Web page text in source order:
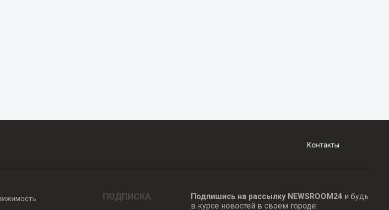
Контакты
ПОДПИСКА Подпишись на рассылку NEWSROOM24и будь
в курсе новостей в своём городе: